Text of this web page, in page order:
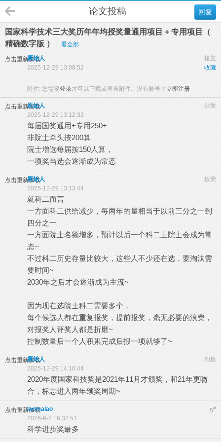
回复
论文投稿
国家科学技术三大奖历年年均授奖量通用项目 + 专用项目（
精确数字版 ）
看全部
点击重新加载 楼主
原始人
收藏
2025-12-29 13:08:52
附件: 您需要登录才可以下载或查看附件。没有账号？ 立即注册
点击重新加载 沙发
原始人
2025-12-29 13:12:32
每届国奖通用+专用250+
非院士牵头按200算
院士增选每届按150人算，
一项奖当选会逐渐成为常态
点击重新加载 板凳
原始人
2025-12-29 13:13:44
就科二而言
一方面科二供给减少，每两年的量相当于以前三分之一到
四分之一
一方面院士名额增多，预计以后一个科二上院士会成为常
态~
不过科二历史存量比较大，这些人不少还在选，要淘汰需
要时间~
2030年之后才会逐渐成为主流~
因为现在选院士科二需要多个，
每个候选人都在重复报奖，提前报奖，毫无必要的浪费，
对报奖人评奖人都是折磨~
控制数量后一个人积累完成后报一项就够了~
点击重新加载 地板
原始人
2025-12-29 14:16:44
2020年度国家科技奖是2021年11月才颁奖，和21年更吻
合，标志进入两年颁奖周期~
点击重新加载 5#
laomalao
2026-6-8 16:32:51
科学进步奖最多